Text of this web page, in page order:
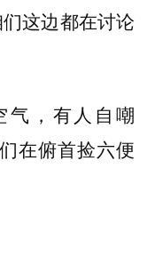
这边都在讨论
气，有人自嘲
在俯首捡六便